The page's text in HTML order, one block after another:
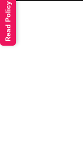
Read Policy